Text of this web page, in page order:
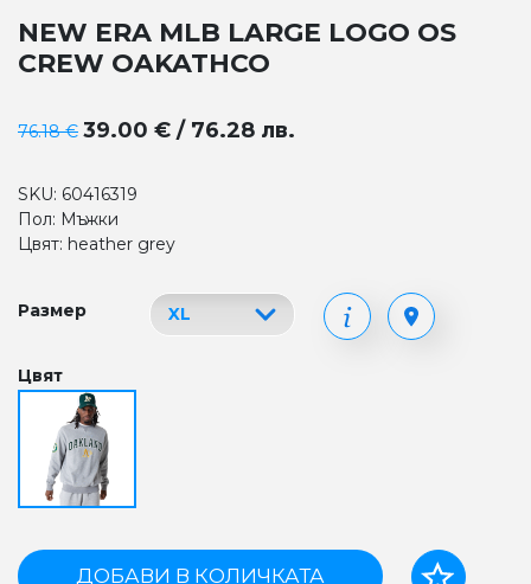
NEW ERA MLB LARGE LOGO OS
CREW OAKATHCO
76.18 € 39.00 € / 76.28 лв.
SKU: 60416319
Пол: Мъжки
Цвят: heather grey
Размер
Цвят
ДОБАВИ В КОЛИЧКАТА